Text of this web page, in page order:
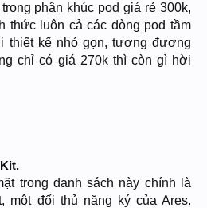
phân khúc pod giá rẻ 300k,
thức luôn cả các dòng pod tầm
thiết kế nhỏ gọn, tương đương
chỉ có giá 270k thì còn gì hời
trong danh sách này chính là
một đối thủ nặng ký của Ares.